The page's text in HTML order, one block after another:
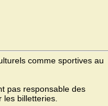
comme sportives au
pas responsable des
billetteries.